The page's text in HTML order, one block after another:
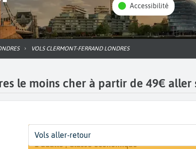
Accessibilité
VOLS CLERMONT-FERRAND LONDRES
le moins cher à partir de 49€ aller
Départ
Clermont-Ferrand (CFE)
Dates
26 oct. - 30 oct.
Voyageurs | Classe
1 adulte | Classe économique
Vols aller-retour